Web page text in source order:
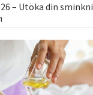
– Utöka din